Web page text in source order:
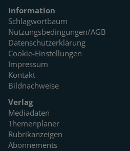
Information
Schlagwortbaum
Nutzungsbedingungen/AGB
Datenschutzerklärung
Cookie-Einstellungen
Impressum
Kontakt
Bildnachweise
Verlag
Mediadaten
Themenplaner
Rubrikanzeigen
Abonnements